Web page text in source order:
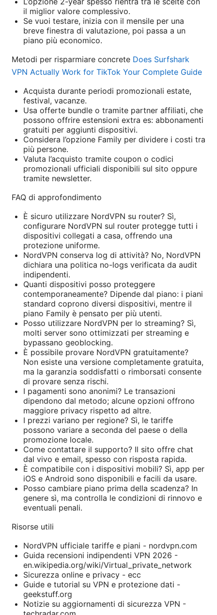
il miglior valore complessivo.
Se vuoi testare, inizia con il mensile per una
breve finestra di valutazione, poi passa a un
piano più economico.
Metodi per risparmiare concrete Does Surfshark
VPN Actually Work for TikTok Your Complete Guide
Acquista durante periodi promozionali estate,
festival, vacanze.
Usa offerte bundle o tramite partner affiliati, che
possono offrire estensioni extra es: abbonamenti
gratuiti per aggiunti dispositivi.
Considera l’opzione Family per dividere i costi tra
più persone.
Valuta l’acquisto tramite coupon o codici
promozionali ufficiali disponibili sul sito oppure
tramite newsletter.
FAQ di approfondimento
È sicuro utilizzare NordVPN su router? Sì,
configurare NordVPN sul router protegge tutti i
dispositivi collegati a casa, offrendo una
protezione uniforme.
NordVPN conserva log di attività? No, NordVPN
dichiara una politica no-logs verificata da audit
indipendenti.
Quanti dispositivi posso proteggere
contemporaneamente? Dipende dal piano: i piani
standard coprono diversi dispositivi, mentre il
piano Family è pensato per più utenti.
Posso utilizzare NordVPN per lo streaming? Sì,
molti server sono ottimizzati per streaming e
bypassano geoblocking.
È possibile provare NordVPN gratuitamente?
Non esiste una versione completamente gratuita,
ma la garanzia soddisfatti o rimborsati consente
di provare senza rischi.
I pagamenti sono anonimi? Le transazioni
dipendono dal metodo; alcune opzioni offrono
maggiore privacy rispetto ad altre.
I prezzi variano per regione? Sì, le tariffe
possono variare a seconda del paese o della
promozione locale.
Come contattare il supporto? Il sito offre chat
dal vivo e email, spesso con risposta rapida.
È compatibile con i dispositivi mobili? Sì, app per
iOS e Android sono disponibili e facili da usare.
Posso cambiare piano prima della scadenza? In
genere sì, ma controlla le condizioni di rinnovo e
eventuali penali.
Risorse utili
NordVPN ufficiale tariffe e piani - nordvpn.com
Guida recensioni indipendenti VPN 2026 -
en.wikipedia.org/wiki/Virtual_private_network
Sicurezza online e privacy - ecc
Guide e tutorial su VPN e protezione dati -
geekstuff.org
Notizie su aggiornamenti di sicurezza VPN -